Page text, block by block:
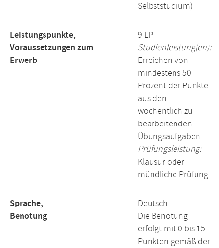
Selbststudium)
Leistungspunkte,
Voraussetzungen zum
Erwerb
9 LP
Studienleistung(en):
Erreichen von
mindestens 50
Prozent der Punkte
aus den
wöchentlich zu
bearbeitenden
Übungsaufgaben.
Prüfungsleistung:
Klausur oder
mündliche Prüfung
Sprache,
Benotung
Deutsch,
Die Benotung
erfolgt mit 0 bis 15
Punkten gemäß der